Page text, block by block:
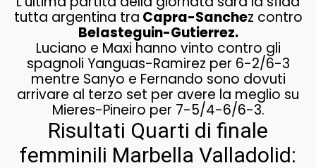
tutta argentina tra Capra-Sanchez contro
Belasteguin-Gutierrez.
Luciano e Maxi hanno vinto contro gli
spagnoli Yanguas-Ramirez per 6-2/6-3
mentre Sanyo e Fernando sono dovuti
arrivare al terzo set per avere la meglio su
Mieres-Pineiro per 7-5/4-6/6-3.
Risultati Quarti di finale
femminili Marbella Valladolid: